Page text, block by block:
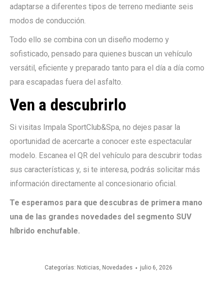
adaptarse a diferentes tipos de terreno mediante seis
modos de conducción.
Todo ello se combina con un diseño moderno y
sofisticado, pensado para quienes buscan un vehículo
versátil, eficiente y preparado tanto para el día a día como
para escapadas fuera del asfalto.
Ven a descubrirlo
Si visitas Impala SportClub&Spa, no dejes pasar la
oportunidad de acercarte a conocer este espectacular
modelo. Escanea el QR del vehículo para descubrir todas
sus características y, si te interesa, podrás solicitar más
información directamente al concesionario oficial.
Te esperamos para que descubras de primera mano
una de las grandes novedades del segmento SUV
híbrido enchufable.
Categorías: Noticias, Novedades julio 6, 2026